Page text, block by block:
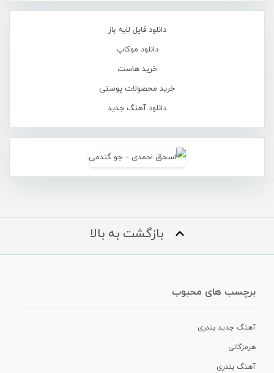
دانلود فایل لایه باز
دانلود موکاپ
خرید هاست
خرید محصولات پوستی
دانلود آهنگ جدید
بازگشت به بالا
برچسب های محبوب
آهنگ جدید بندری
هرمزگانی
آهنگ بندری